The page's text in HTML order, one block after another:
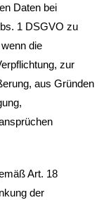
Daten bei
1 DSGVO zu
die
zur
aus Gründen
Art. 18
der